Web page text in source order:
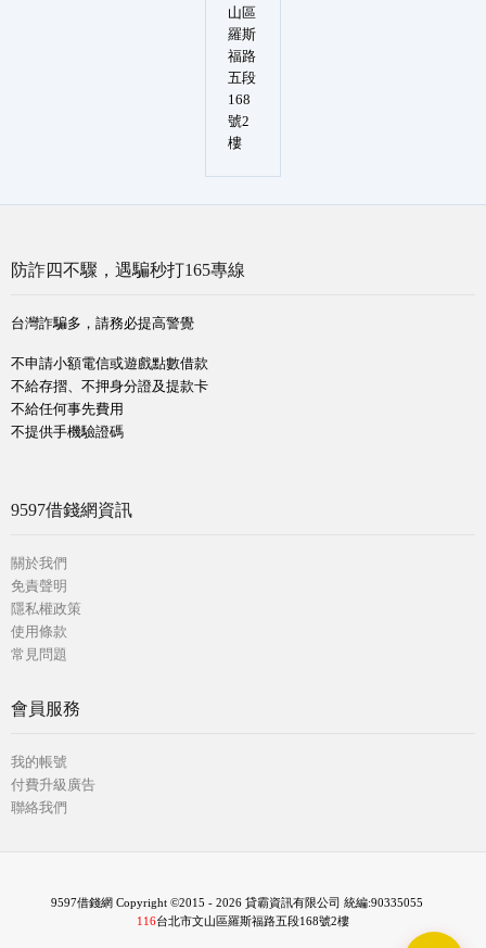
山區
羅斯
福路
五段
168
號2
樓
防詐四不驟，遇騙秒打165專線
台灣詐騙多，請務必提高警覺
不申請小額電信或遊戲點數借款
不給存摺、不押身分證及提款卡
不給任何事先費用
不提供手機驗證碼
9597借錢網資訊
關於我們
免責聲明
隱私權政策
使用條款
常見問題
會員服務
我的帳號
付費升級廣告
聯絡我們
9597借錢網 Copyright ©2015 - 2026 貸霸資訊有限公司 統編:90335055
116台北市文山區羅斯福路五段168號2樓